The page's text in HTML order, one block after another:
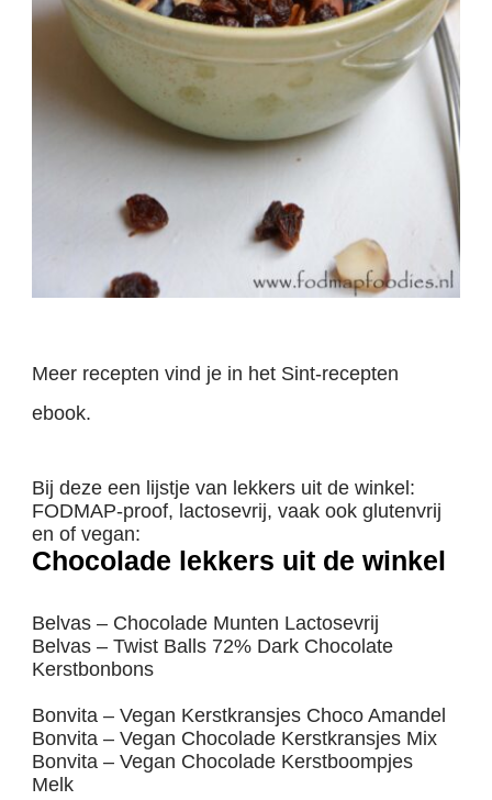
Meer recepten vind je in het Sint-recepten
ebook.
Bij deze een lijstje van lekkers uit de winkel:
FODMAP-proof, lactosevrij, vaak ook glutenvrij
en of vegan:
Chocolade lekkers uit de winkel
Belvas – Chocolade Munten Lactosevrij
Belvas – Twist Balls 72% Dark Chocolate
Kerstbonbons
Bonvita – Vegan Kerstkransjes Choco Amandel
Bonvita – Vegan Chocolade Kerstkransjes Mix
Bonvita – Vegan Chocolade Kerstboompjes
Melk